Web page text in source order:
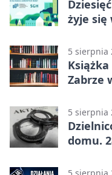
żyje się
5 sierpnia
Zabrze
5 sierpnia
domu.